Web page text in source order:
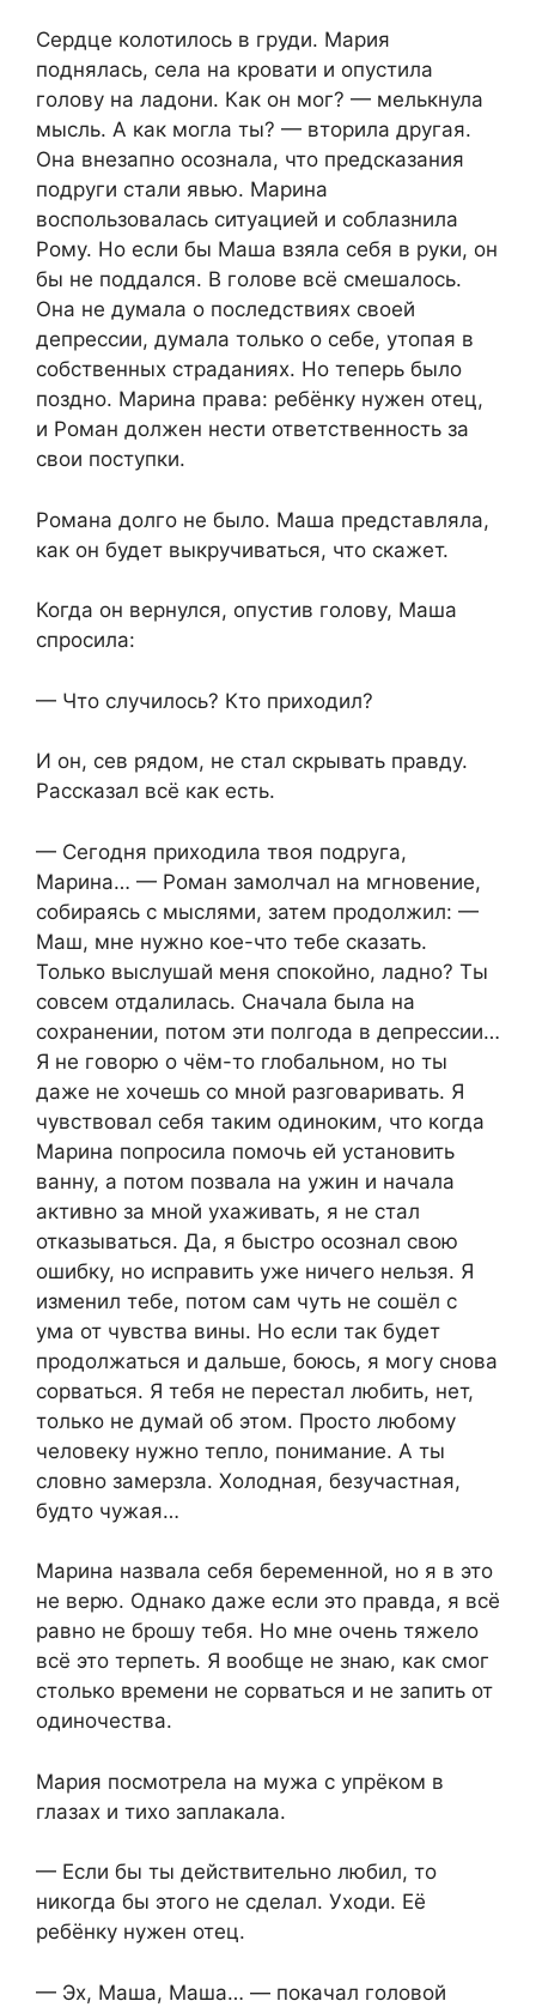
Сердце колотилось в груди. Мария
поднялась, села на кровати и опустила
голову на ладони. Как он мог? — мелькнула
мысль. А как могла ты? — вторила другая.
Она внезапно осознала, что предсказания
подруги стали явью. Марина
воспользовалась ситуацией и соблазнила
Рому. Но если бы Маша взяла себя в руки, он
бы не поддался. В голове всё смешалось.
Она не думала о последствиях своей
депрессии, думала только о себе, утопая в
собственных страданиях. Но теперь было
поздно. Марина права: ребёнку нужен отец,
и Роман должен нести ответственность за
свои поступки.
Романа долго не было. Маша представляла,
как он будет выкручиваться, что скажет.
Когда он вернулся, опустив голову, Маша
спросила:
— Что случилось? Кто приходил?
И он, сев рядом, не стал скрывать правду.
Рассказал всё как есть.
— Сегодня приходила твоя подруга,
Марина… — Роман замолчал на мгновение,
собираясь с мыслями, затем продолжил: —
Маш, мне нужно кое-что тебе сказать.
Только выслушай меня спокойно, ладно? Ты
совсем отдалилась. Сначала была на
сохранении, потом эти полгода в депрессии…
Я не говорю о чём-то глобальном, но ты
даже не хочешь со мной разговаривать. Я
чувствовал себя таким одиноким, что когда
Марина попросила помочь ей установить
ванну, а потом позвала на ужин и начала
активно за мной ухаживать, я не стал
отказываться. Да, я быстро осознал свою
ошибку, но исправить уже ничего нельзя. Я
изменил тебе, потом сам чуть не сошёл с
ума от чувства вины. Но если так будет
продолжаться и дальше, боюсь, я могу снова
сорваться. Я тебя не перестал любить, нет,
только не думай об этом. Просто любому
человеку нужно тепло, понимание. А ты
словно замерзла. Холодная, безучастная,
будто чужая…
Марина назвала себя беременной, но я в это
не верю. Однако даже если это правда, я всё
равно не брошу тебя. Но мне очень тяжело
всё это терпеть. Я вообще не знаю, как смог
столько времени не сорваться и не запить от
одиночества.
Мария посмотрела на мужа с упрёком в
глазах и тихо заплакала.
— Если бы ты действительно любил, то
никогда бы этого не сделал. Уходи. Её
ребёнку нужен отец.
— Эх, Маша, Маша… — покачал головой